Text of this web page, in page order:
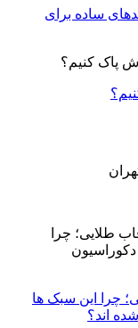
ساده برای
چرا این سبک ها
اند؟